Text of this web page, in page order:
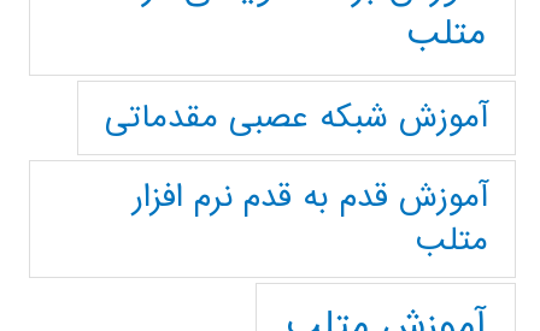
متلب
آموزش شبکه عصبی مقدماتی
آموزش قدم به قدم نرم افزار
متلب